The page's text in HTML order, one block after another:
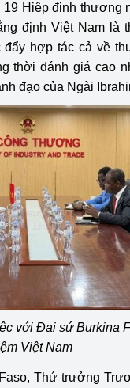
Tổ chức
động kiểm
làm việc ở
hiểm khí, bụi
Cơ sở sản
LPG
Tổ chức
nghiệp vụ
lao động
Công Thương
lượng tiết kiệm và
Hiệu quả
nghệ và đổi mới
Video bảo vệ
Album ảnh
Văn bản về
Đọc báo giúp
tư tưởng của
- Người dân
mại Khu vực miền
Hiệp định thương
định Việt Nam là
hợp tác cả về
thời đánh giá cao
đạo của Ngài
với Đại sứ Burkina
Việt Nam
Thứ trưởng